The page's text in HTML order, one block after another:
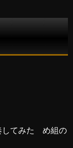
してみた め組の